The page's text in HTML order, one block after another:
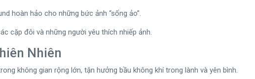
hoàn hảo cho những bức ảnh “sống ảo”.
cặp đôi và những người yêu thích nhiếp ảnh.
Nhiên
không gian rộng lớn, tận hưởng bầu không khí trong lành và yên bình.